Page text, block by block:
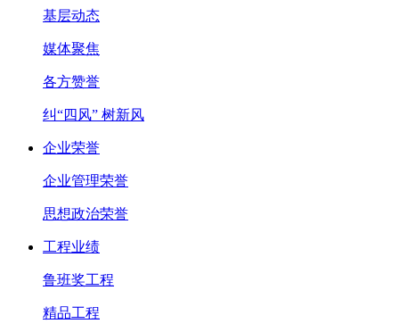
基层动态
媒体聚焦
各方赞誉
纠“四风” 树新风
企业荣誉
企业管理荣誉
思想政治荣誉
工程业绩
鲁班奖工程
精品工程